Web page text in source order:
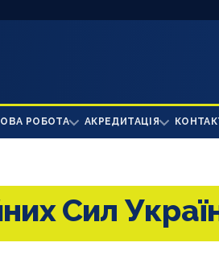
РОБОТА АКРЕДИТАЦІЯ
Сил